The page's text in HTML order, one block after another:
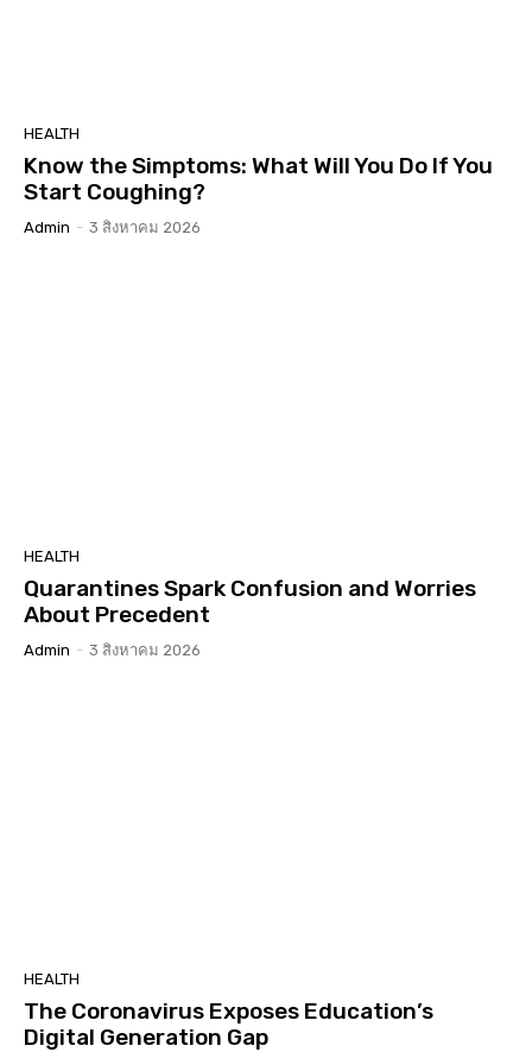
HEALTH
Know the Simptoms: What Will You Do If You
Start Coughing?
Admin - 3 สิงหาคม 2026
HEALTH
Quarantines Spark Confusion and Worries
About Precedent
Admin - 3 สิงหาคม 2026
HEALTH
The Coronavirus Exposes Education’s
Digital Generation Gap